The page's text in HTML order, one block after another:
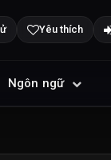
Yêu thích
Ngôn ngữ